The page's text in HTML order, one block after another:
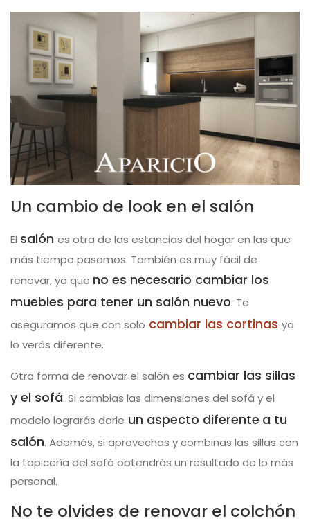
Un cambio de look en el salón
El salón es otra de las estancias del hogar en las que
más tiempo pasamos. También es muy fácil de
renovar, ya que no es necesario cambiar los
muebles para tener un salón nuevo. Te
aseguramos que con solo cambiar las cortinas ya
lo verás diferente.
Otra forma de renovar el salón es cambiar las sillas
y el sofá. Si cambias las dimensiones del sofá y el
modelo lograrás darle un aspecto diferente a tu
salón. Además, si aprovechas y combinas las sillas con
la tapicería del sofá obtendrás un resultado de lo más
personal.
No te olvides de renovar el colchón